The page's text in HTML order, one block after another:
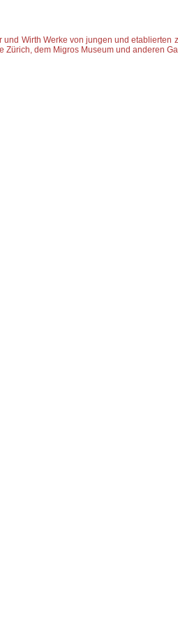
Wirth Werke von jungen und
Zürich, dem Migros Museum und anderen